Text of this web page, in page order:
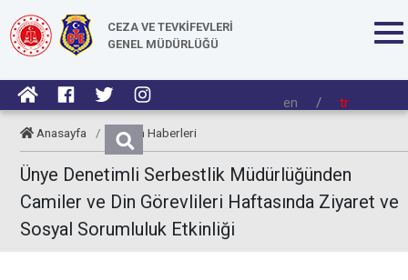
CEZA VE TEVKİFEVLERİ
GENEL MÜDÜRLÜĞÜ
en / tr
Anasayfa / Kurum Haberleri
Ünye Denetimli Serbestlik Müdürlüğünden
Camiler ve Din Görevlileri Haftasında Ziyaret ve
Sosyal Sorumluluk Etkinliği